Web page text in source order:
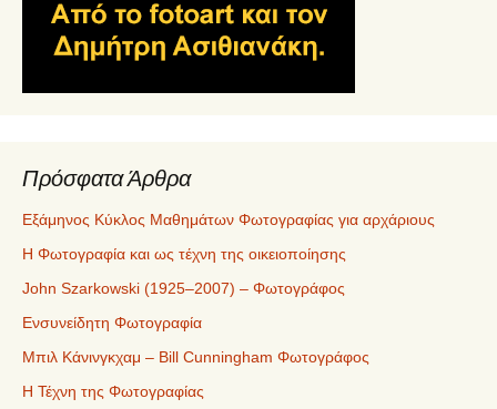
Πρόσφατα Άρθρα
Εξάμηνος Κύκλος Μαθημάτων Φωτογραφίας για αρχάριους
Η Φωτογραφία και ως τέχνη της οικειοποίησης
John Szarkowski (1925–2007) – Φωτογράφος
Ενσυνείδητη Φωτογραφία
Μπιλ Κάνινγκχαμ – Bill Cunningham Φωτογράφος
Η Τέχνη της Φωτογραφίας